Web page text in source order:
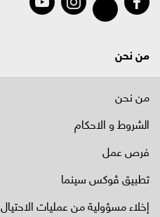
من نحن
من نحن
الشروط و الاحكام
فرص عمل
تطبيق ڤوكس سينما
إخلاء مسؤولية من عمليات الاحتيال